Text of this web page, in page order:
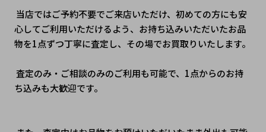
心してご利用いただけるよう、お持ち込みいただいたお品
物を1点ずつ丁寧に査定し、その場でお買取りいたします。
ち込みも大歓迎です。